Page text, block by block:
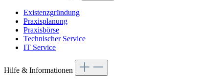
Existenzgründung
Praxisplanung
Praxisbörse
Technischer Service
IT Service
Hilfe & Informationen